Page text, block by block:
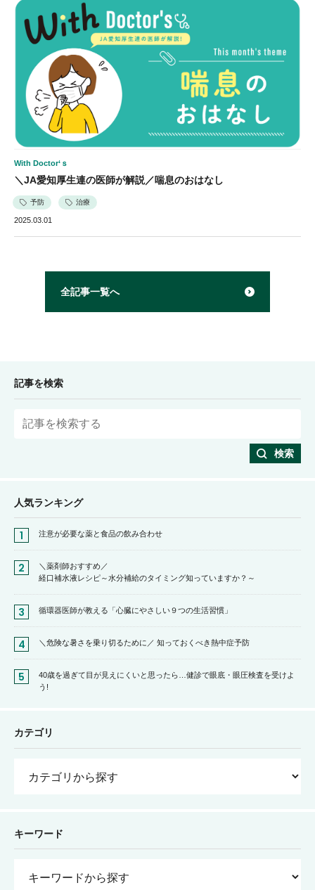
With Doctor‘ｓ
＼JA愛知厚生連の医師が解説／喘息のおはなし
予防 治療
2025.03.01
全記事一覧へ
記事を検索
検索
人気ランキング
注意が必要な薬と食品の飲み合わせ
＼薬剤師おすすめ／
経口補水液レシピ～水分補給のタイミング知っていますか？～
循環器医師が教える「心臓にやさしい９つの生活習慣」
＼危険な暑さを乗り切るために／ 知っておくべき熱中症予防
40歳を過ぎて目が見えにくいと思ったら…健診で眼底・眼圧検査を受けよ
う!
カテゴリ
キーワード